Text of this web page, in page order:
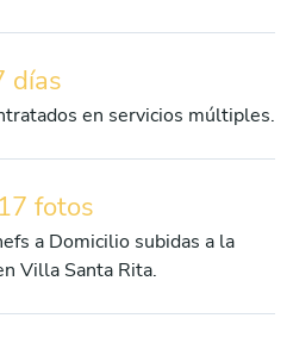
días
en servicios múltiples.
fotos
a Domicilio subidas a la
Villa Santa Rita.